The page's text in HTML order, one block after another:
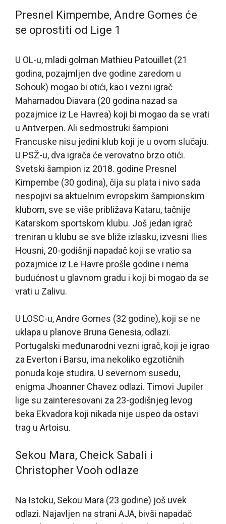
Presnel Kimpembe, Andre Gomes će
se oprostiti od Lige 1
U OL-u, mladi golman Mathieu Patouillet (21
godina, pozajmljen dve godine zaredom u
Sohouk) mogao bi otići, kao i vezni igrač
Mahamadou Diavara (20 godina nazad sa
pozajmice iz Le Havrea) koji bi mogao da se vrati
u Antverpen. Ali sedmostruki šampioni
Francuske nisu jedini klub koji je u ovom slučaju.
U PSŽ-u, dva igrača će verovatno brzo otići.
Svetski šampion iz 2018. godine Presnel
Kimpembe (30 godina), čija su plata i nivo sada
nespojivi sa aktuelnim evropskim šampionskim
klubom, sve se više približava Kataru, tačnije
Katarskom sportskom klubu. Još jedan igrač
treniran u klubu se sve bliže izlasku, izvesni Ilies
Housni, 20-godišnji napadač koji se vratio sa
pozajmice iz Le Havre prošle godine i nema
budućnost u glavnom gradu i koji bi mogao da se
vrati u Zalivu.
U LOSC-u, Andre Gomes (32 godine), koji se ne
uklapa u planove Bruna Genesia, odlazi.
Portugalski međunarodni vezni igrač, koji je igrao
za Everton i Barsu, ima nekoliko egzotičnih
ponuda koje studira. U severnom susedu,
enigma Jhoanner Chavez odlazi. Timovi Jupiler
lige su zainteresovani za 23-godišnjeg levog
beka Ekvadora koji nikada nije uspeo da ostavi
trag u Artoisu.
Sekou Mara, Cheick Sabali i
Christopher Vooh odlaze
Na Istoku, Sekou Mara (23 godine) još uvek
odlazi. Najavljen na strani AJA, bivši napadač